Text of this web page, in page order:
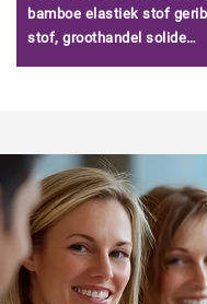
bamboe elastiek stof
stof, groothandel solide